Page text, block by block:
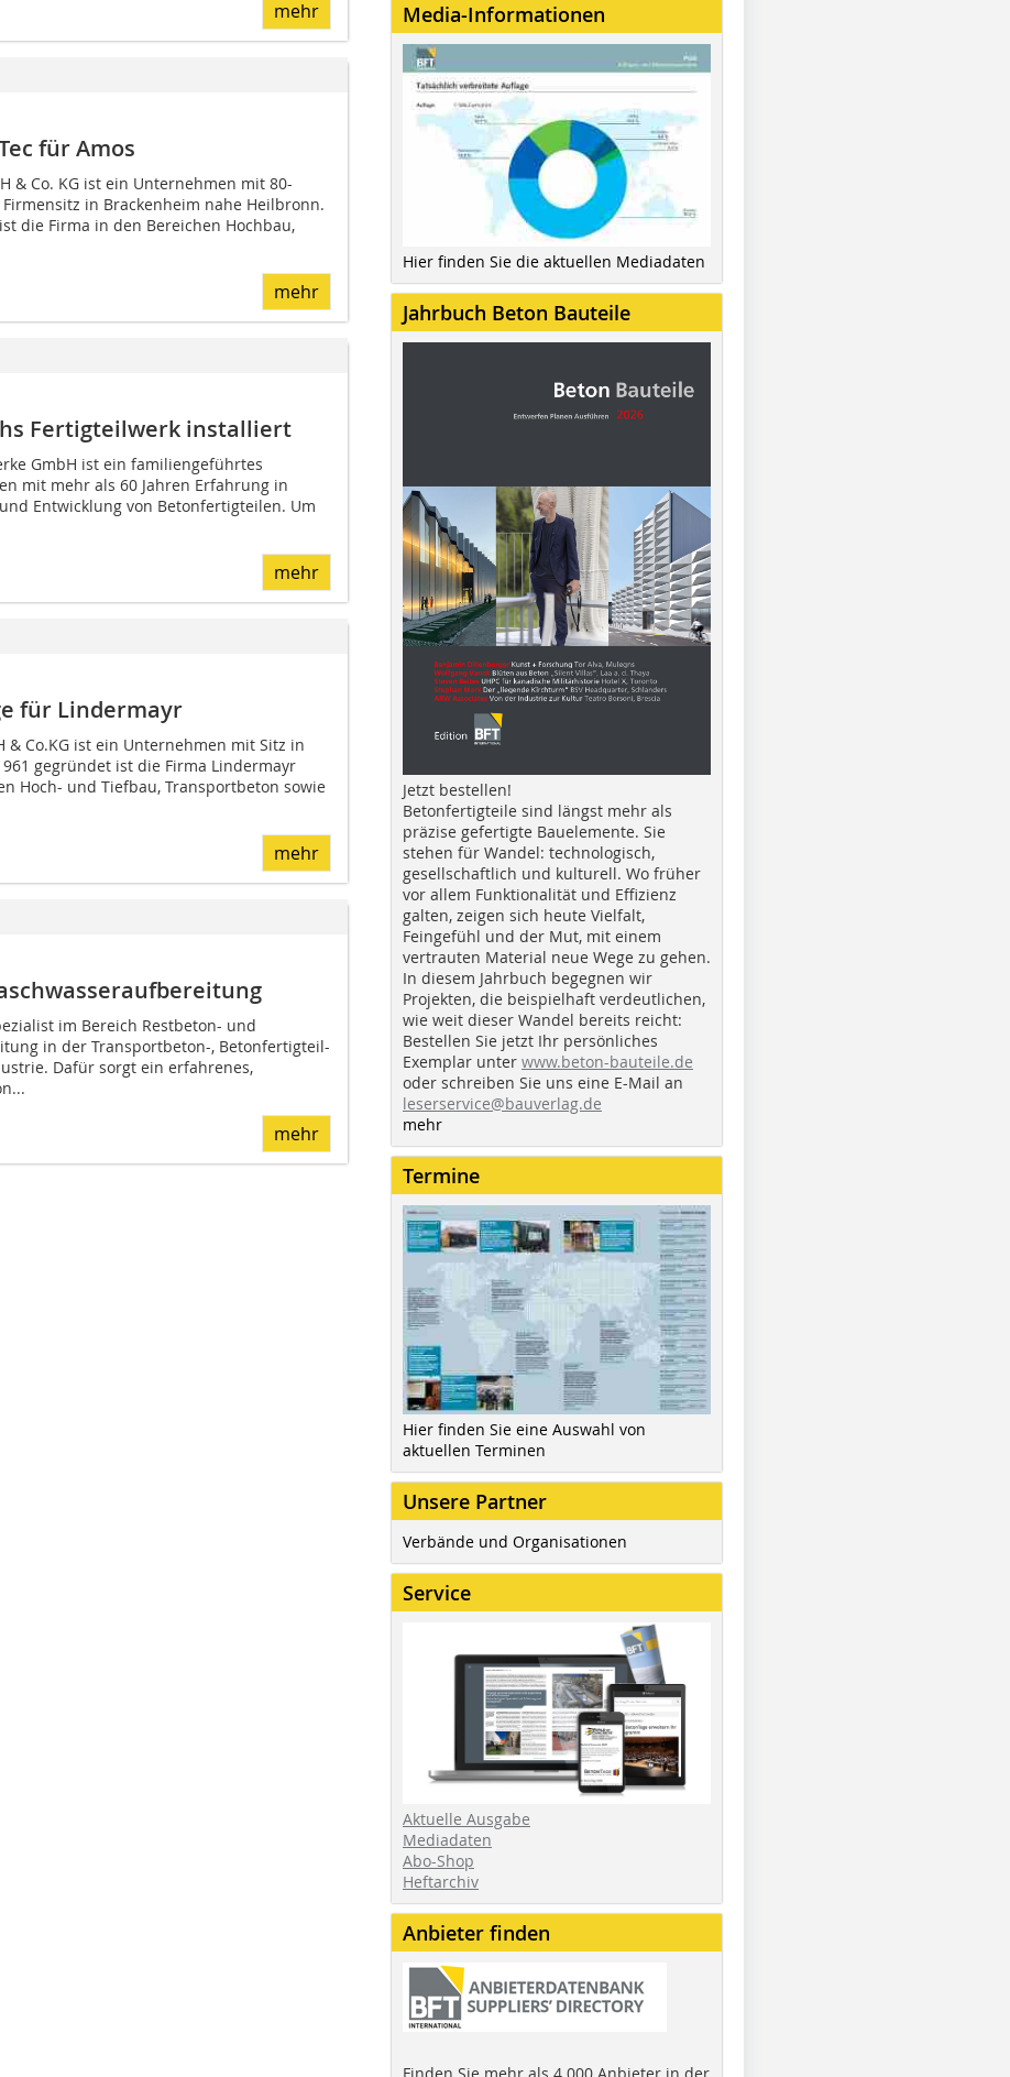
mehr
für Amos
& Co. KG ist ein Unternehmen mit 80-
in Brackenheim nahe Heilbronn.
die Firma in den Bereichen Hochbau,
mehr
Fertigteilwerk installiert
GmbH ist ein familiengeführtes
mit mehr als 60 Jahren Erfahrung in
Entwicklung von Betonfertigteilen. Um
mehr
für Lindermayr
& Co.KG ist ein Unternehmen mit Sitz in
gegründet ist die Firma Lindermayr
Hoch- und Tiefbau, Transportbeton sowie
mehr
im Bereich Restbeton- und
in der Transportbeton-, Betonfertigteil-
Dafür sorgt ein erfahrenes,
mehr
Media-Informationen
Hier finden Sie die aktuellen Mediadaten
Jahrbuch Beton Bauteile
Jetzt bestellen!
Betonfertigteile sind längst mehr als
präzise gefertigte Bauelemente. Sie
stehen für Wandel: technologisch,
gesellschaftlich und kulturell. Wo früher
vor allem Funktionalität und Effizienz
galten, zeigen sich heute Vielfalt,
Feingefühl und der Mut, mit einem
vertrauten Material neue Wege zu gehen.
In diesem Jahrbuch begegnen wir
Projekten, die beispielhaft verdeutlichen,
wie weit dieser Wandel bereits reicht:
Bestellen Sie jetzt Ihr persönliches
Exemplar unter www.beton-bauteile.de
oder schreiben Sie uns eine E-Mail an
leserservice@bauverlag.de
mehr
Termine
Hier finden Sie eine Auswahl von
aktuellen Terminen
Unsere Partner
Verbände und Organisationen
Service
Aktuelle Ausgabe
Mediadaten
Abo-Shop
Heftarchiv
Anbieter finden